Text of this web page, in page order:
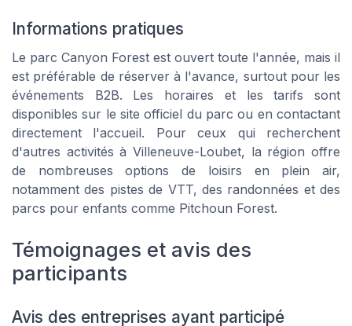
Informations pratiques
Le parc Canyon Forest est ouvert toute l'année, mais il
est préférable de réserver à l'avance, surtout pour les
événements B2B. Les horaires et les tarifs sont
disponibles sur le site officiel du parc ou en contactant
directement l'accueil. Pour ceux qui recherchent
d'autres activités à Villeneuve-Loubet, la région offre
de nombreuses options de loisirs en plein air,
notamment des pistes de VTT, des randonnées et des
parcs pour enfants comme Pitchoun Forest.
Témoignages et avis des
participants
Avis des entreprises ayant participé